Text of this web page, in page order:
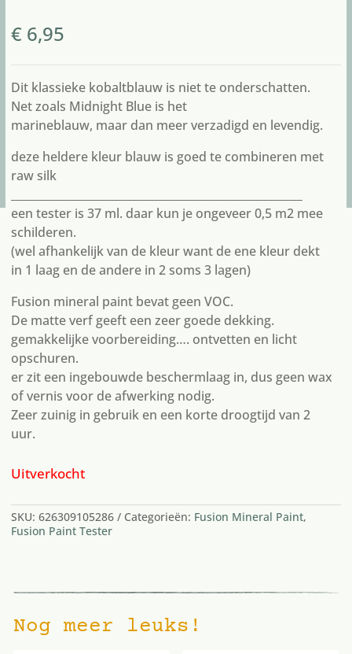
€6,95
Dit klassieke kobaltblauw is niet te onderschatten.
Net zoals Midnight Blue is het
marineblauw, maar dan meer verzadigd en levendig.
deze heldere kleur blauw is goed te combineren met
raw silk
een tester is 37 ml. daar kun je ongeveer 0,5 m2 mee
schilderen.
(wel afhankelijk van de kleur want de ene kleur dekt
in 1 laag en de andere in 2 soms 3 lagen)
Fusion mineral paint bevat geen VOC.
De matte verf geeft een zeer goede dekking.
gemakkelijke voorbereiding…. ontvetten en licht
opschuren.
er zit een ingebouwde beschermlaag in, dus geen wax
of vernis voor de afwerking nodig.
Zeer zuinig in gebruik en een korte droogtijd van 2
uur.
Uitverkocht
SKU: 626309105286 Categorieën: Fusion Mineral Paint,
Fusion Paint Tester
Nog meer leuks!